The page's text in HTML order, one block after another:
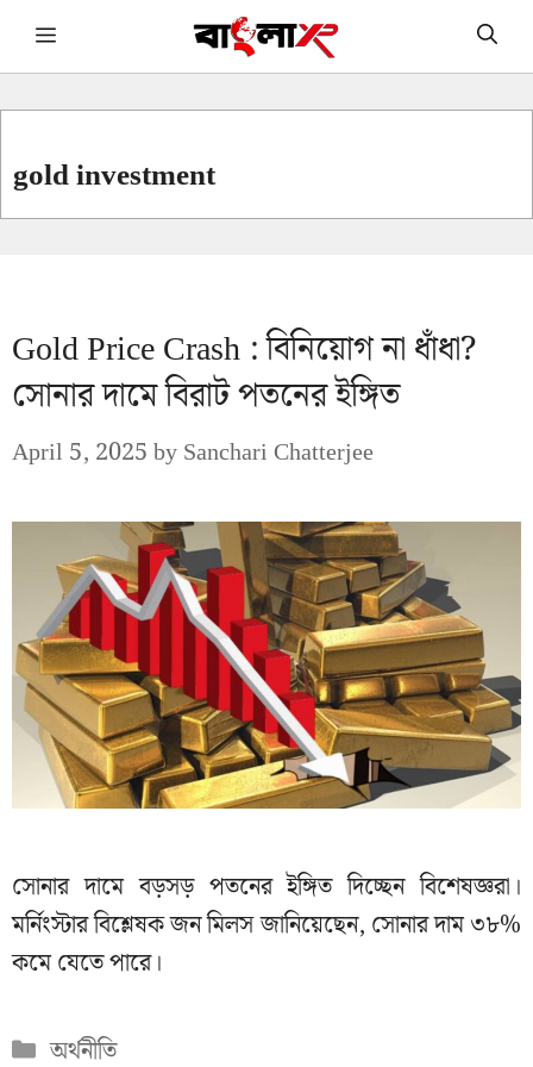
Skip Menu
gold investment
Gold Price Crash : বিনিয়োগ না ধাঁধা?
সোনার দামে বিরাট পতনের ইঙ্গিত
April 5, 2025bySanchari Chatterjee
সোনার দামে বড়সড় পতনের ইঙ্গিত দিচ্ছেন বিশেষজ্ঞরা।
মর্নিংস্টার বিশ্লেষক জন মিলস জানিয়েছেন, সোনার দাম ৩৮%
কমে যেতে পারে।
Categories
অর্থনীতি